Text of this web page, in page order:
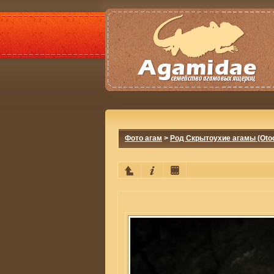
Фото агам > Род Скрытоухие агамы